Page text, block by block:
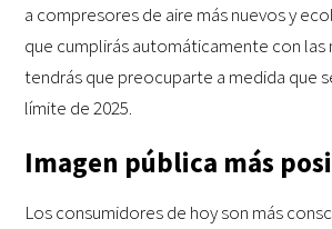
a compresores de aire más nuevos y
que cumplirás automáticamente con las
tendrás que preocuparte a medida que
límite de 2025.
Imagen pública más
Los consumidores de hoy son más